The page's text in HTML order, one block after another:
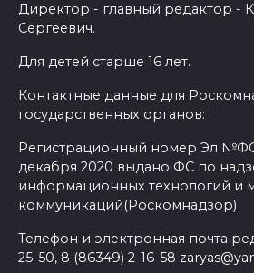
Директор - главный редактор -
Сергеевич.
Для детей старше 16 лет.
Контактные данные для
государственных органов:
Регистрационный номер Эл
декабря 2020 выдано ФС по
информационных технологий и
коммуникаций(Роскомнадзор)
Телефон и электронная почта
25-50, 8 (86349) 2-16-58